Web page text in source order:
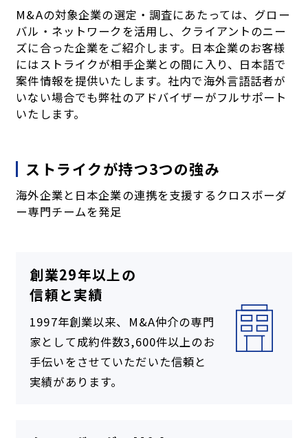
M&Aの対象企業の選定・調査にあたっては、グロー
バル・ネットワークを活用し、クライアントのニー
ズに合った企業をご紹介します。日本企業のお客様
にはストライクが相手企業との間に入り、日本語で
案件情報を提供いたします。社内で海外言語話者が
いない場合でも弊社のアドバイザーがフルサポート
いたします。
ストライクが持つ3つの強み
海外企業と日本企業の連携を支援するクロスボーダ
ー専門チームを発足
創業29年以上の
信頼と実績
1997年創業以来、M&A仲介の専門
家として成約件数3,600件以上のお
手伝いをさせていただいた信頼と
実績があります。